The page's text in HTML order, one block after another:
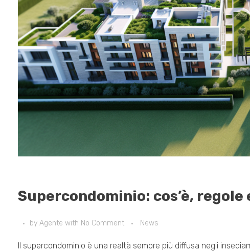
Supercondominio: cos’è, regole
by Agente with No Comment News
Il supercondominio è una realtà sempre più diffusa negli